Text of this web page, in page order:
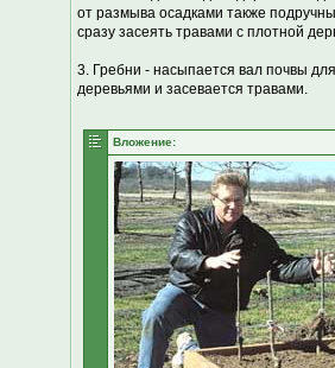
от размыва осадками также
сразу засеять травами с плотной
3. Гребни - насыпается вал почвы
деревьями и засевается травами.
Вложение: